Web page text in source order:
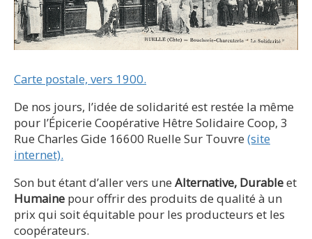
Carte postale, vers 1900.
De nos jours, l’idée de solidarité est restée la même
pour l’Épicerie Coopérative Hêtre Solidaire Coop, 3
Rue Charles Gide 16600 Ruelle Sur Touvre (site
internet).
Son but étant d’aller vers une Alternative, Durableet
Humaine pour offrir des produits de qualité à un
prix qui soit équitable pour les producteurs et les
coopérateurs.